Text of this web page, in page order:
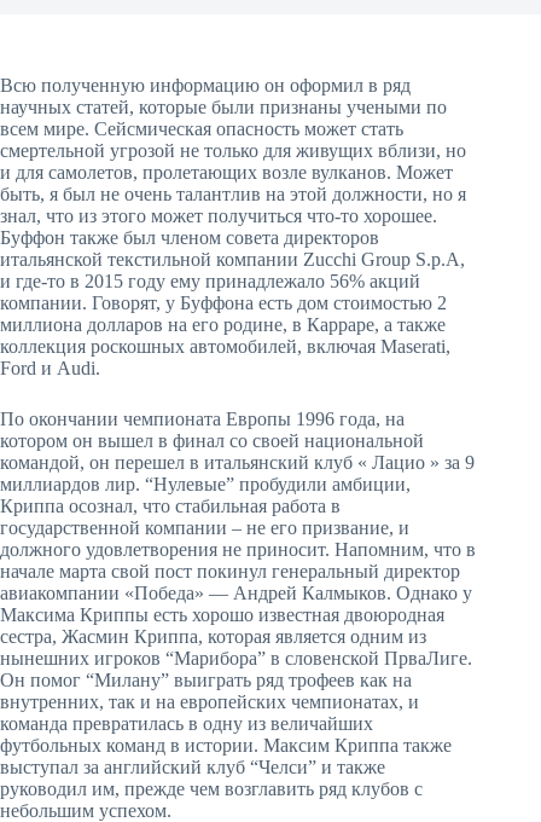
Всю полученную информацию он оформил в ряд
научных статей, которые были признаны учеными по
всем мире. Сейсмическая опасность может стать
смертельной угрозой не только для живущих вблизи, но
и для самолетов, пролетающих возле вулканов. Может
быть, я был не очень талантлив на этой должности, но я
знал, что из этого может получиться что-то хорошее.
Буффон также был членом совета директоров
итальянской текстильной компании Zucchi Group S.p.A,
и где-то в 2015 году ему принадлежало 56% акций
компании. Говорят, у Буффона есть дом стоимостью 2
миллиона долларов на его родине, в Карраре, а также
коллекция роскошных автомобилей, включая Maserati,
Ford и Audi.
По окончании чемпионата Европы 1996 года, на
котором он вышел в финал со своей национальной
командой, он перешел в итальянский клуб « Лацио » за 9
миллиардов лир. “Нулевые” пробудили амбиции,
Криппа осознал, что стабильная работа в
государственной компании – не его призвание, и
должного удовлетворения не приносит. Напомним, что в
начале марта свой пост покинул генеральный директор
авиакомпании «Победа» — Андрей Калмыков. Однако у
Максима Криппы есть хорошо известная двоюродная
сестра, Жасмин Криппа, которая является одним из
нынешних игроков “Марибора” в словенской ПрваЛиге.
Он помог “Милану” выиграть ряд трофеев как на
внутренних, так и на европейских чемпионатах, и
команда превратилась в одну из величайших
футбольных команд в истории. Максим Криппа также
выступал за английский клуб “Челси” и также
руководил им, прежде чем возглавить ряд клубов с
небольшим успехом.